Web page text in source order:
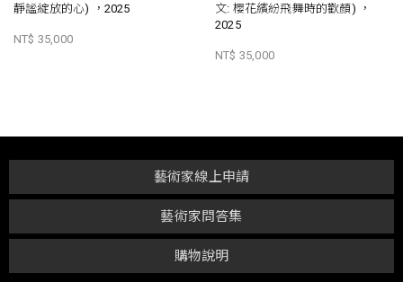
靜謐綻放的心) ，2025
NT$ 35,000
文: 櫻花繽紛飛舞時的歡顏) ，
2025
NT$ 35,000
購物說明
藝術家問答集
藝術家線上申請